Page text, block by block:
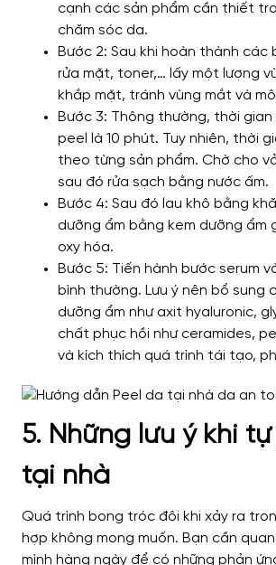
cạnh các sản phẩm cần thiết
chăm sóc da.
Bước 2: Sau khi hoàn thành
rửa mặt, toner,… lấy một lượng
khắp mặt, tránh vùng mắt và
Bước 3: Thông thường, thời
peel là 10 phút. Tuy nhiên, thời
theo từng sản phẩm. Chờ cho
sau đó rửa sạch bằng nước ấm.
Bước 4: Sau đó lau khô bằng
dưỡng ẩm bằng kem dưỡng ẩm
oxy hóa.
Bước 5: Tiến hành bước serum
bình thường. Lưu ý nên bổ sung
dưỡng ẩm như axit hyaluronic,
chất phục hồi như ceramides,
và kích thích quá trình tái tạo,
5. Những lưu ý khi
tại nhà
Quá trình bong tróc đôi khi xảy ra
hợp không mong muốn. Bạn cần
mình hàng ngày để có những phản